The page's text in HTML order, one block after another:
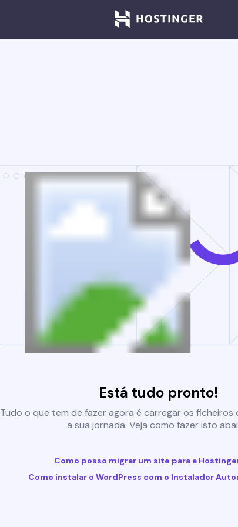
Está tudo pronto!
Tudo o que tem de fazer agora é carregar os ficheiros
a sua jornada. Veja como fazer isto
Como posso migrar um site para a
Como instalar o WordPress com o Instalador